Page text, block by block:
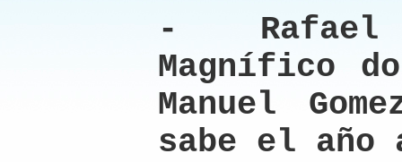
- Rafael
Magnífico
Manuel
sabe el año